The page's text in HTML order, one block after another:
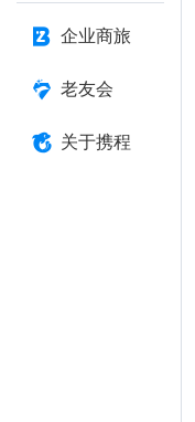
企业商旅
老友会
关于携程